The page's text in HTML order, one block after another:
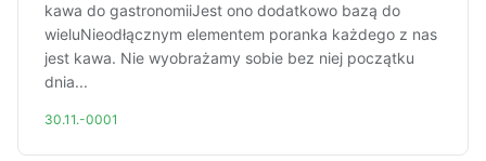
kawa do gastronomiiJest ono dodatkowo bazą do
wieluNieodłącznym elementem poranka każdego z nas
jest kawa. Nie wyobrażamy sobie bez niej początku
dnia...
30.11.-0001